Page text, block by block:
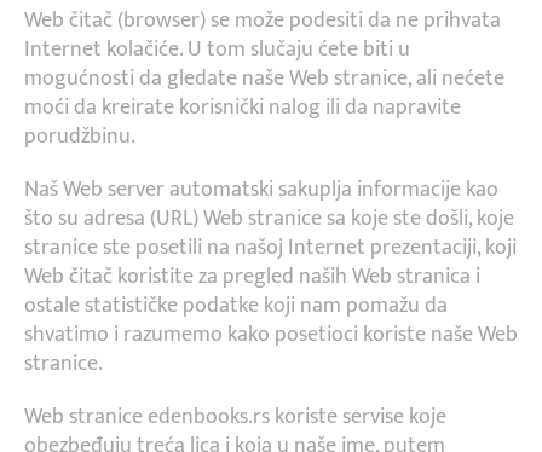
Web čitač (browser) se može podesiti da ne prihvata
Internet kolačiće. U tom slučaju ćete biti u
mogućnosti da gledate naše Web stranice, ali nećete
moći da kreirate korisnički nalog ili da napravite
porudžbinu.
Naš Web server automatski sakuplja informacije kao
što su adresa (URL) Web stranice sa koje ste došli, koje
stranice ste posetili na našoj Internet prezentaciji, koji
Web čitač koristite za pregled naših Web stranica i
ostale statističke podatke koji nam pomažu da
shvatimo i razumemo kako posetioci koriste naše Web
stranice.
Web stranice edenbooks.rs koriste servise koje